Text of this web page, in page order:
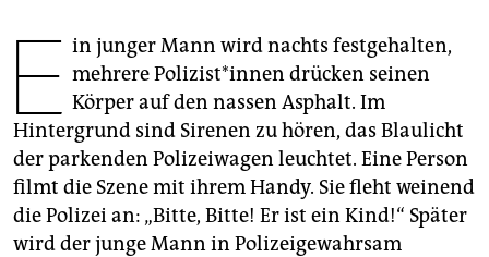
unterstützen
abo
genossenschaft
epaper login
E in junger Mann wird nachts festgehalten,
mehrere Po­li­zis­t*in­nen drücken seinen
Körper auf den nassen Asphalt. Im
Hintergrund sind Sirenen zu hören, das Blaulicht
der parkenden Polizeiwagen leuchtet. Eine Person
filmt die Szene mit ihrem Handy. Sie fleht weinend
die Polizei an: „Bitte, Bitte! Er ist ein Kind!“ Später
wird der junge Mann in Polizeigewahrsam